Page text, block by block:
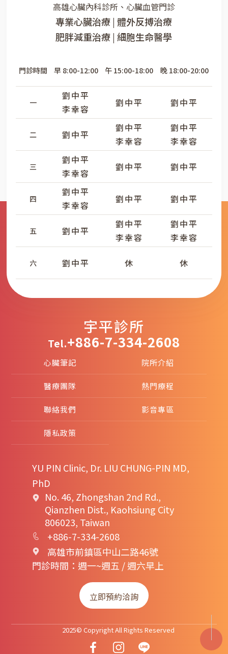
高雄心臟內科診所、心臟血管門診
專業心臟治療 | 體外反搏治療
肥胖減重治療 | 細胞生命醫學
門診時間
一
二
三
四
五
六
早 8:00-12:00
劉中平
李幸容
劉中平
劉中平
李幸容
劉中平
李幸容
劉中平
劉中平
午 15:00-18:00
劉中平
劉中平
李幸容
劉中平
劉中平
劉中平
李幸容
休
晚 18:00-20:00
劉中平
劉中平
李幸容
劉中平
劉中平
劉中平
李幸容
休
宇平診所
Tel.+886-7-334-2608
心臟筆記 院所介紹
醫療團隊 熱門療程
聯絡我們 影音專區
隱私政策
YU PIN Clinic, Dr. LIU CHUNG-PIN MD,
PhD
No. 46, Zhongshan 2nd Rd.,
Qianzhen Dist., Kaohsiung City
806023, Taiwan
+886-7-334-2608
高雄市前鎮區中山二路46號
門診時間：週一~週五 / 週六早上
立即預約洽詢
2025© Copyright All Rights Reserved